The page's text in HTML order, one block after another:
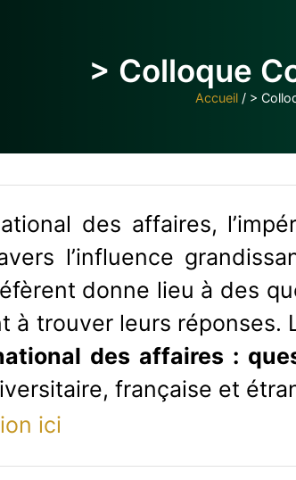
> Colloque
Accueil/ >
des affaires,
l’influence
donne lieu à des
à trouver leurs réponses.
des affaires :
française et
ici